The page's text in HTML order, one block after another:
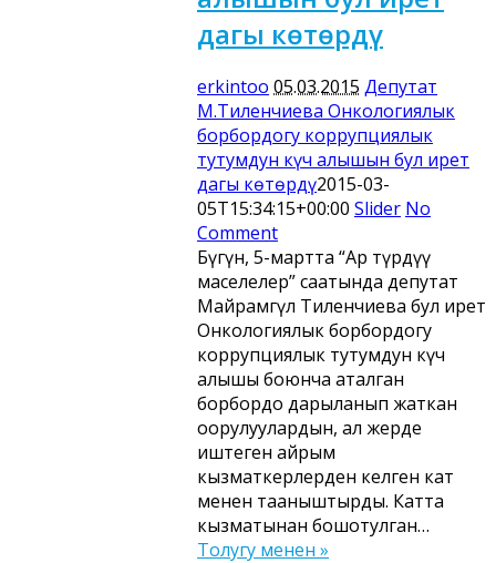
дагы көтөрдү
erkintoo 05.03.2015 Депутат
М.Тиленчиева Онкологиялык
борбордогу коррупциялык
тутумдун күч алышын бул ирет
дагы көтөрдү2015-03-
05T15:34:15+00:00 Slider No
Comment
Бүгүн, 5-мартта “Ар түрдүү
маселелер” саатында депутат
Майрамгүл Тиленчиева бул ирет
Онкологиялык борбордогу
коррупциялык тутумдун күч
алышы боюнча аталган
борбордо дарыланып жаткан
оорулуулардын, ал жерде
иштеген айрым
кызматкерлерден келген кат
менен тааныштырды. Катта
кызматынан бошотулган…
Толугу менен »